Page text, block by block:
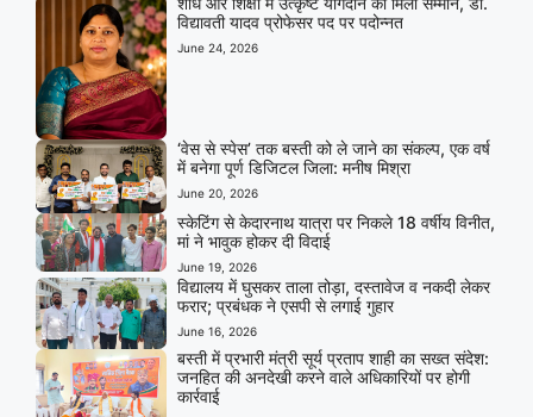
विद्यावती यादव प्रोफेसर पद पर पदोन्नत
June 24, 2026
‘वेस से स्पेस’ तक बस्ती को ले जाने का संकल्प, एक वर्ष
में बनेगा पूर्ण डिजिटल जिला: मनीष मिश्रा
June 20, 2026
स्केटिंग से केदारनाथ यात्रा पर निकले 18 वर्षीय विनीत,
मां ने भावुक होकर दी विदाई
June 19, 2026
विद्यालय में घुसकर ताला तोड़ा, दस्तावेज व नकदी लेकर
फरार; प्रबंधक ने एसपी से लगाई गुहार
June 16, 2026
बस्ती में प्रभारी मंत्री सूर्य प्रताप शाही का सख्त संदेश:
जनहित की अनदेखी करने वाले अधिकारियों पर होगी
कार्रवाई